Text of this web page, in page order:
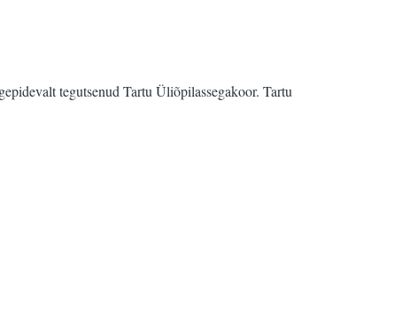
tegutsenud Tartu Üliõpilassegakoor. Tartu